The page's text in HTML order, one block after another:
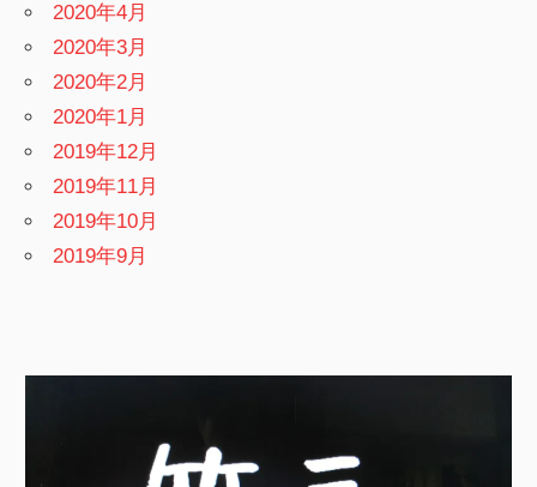
2020年4月
2020年3月
2020年2月
2020年1月
2019年12月
2019年11月
2019年10月
2019年9月